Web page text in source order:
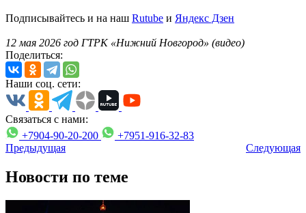
Подписывайтесь и на наш Rutube и Яндекс Дзен
12 мая 2026 год ГТРК «Нижний Новгород» (видео)
Поделиться:
Наши соц. сети:
Связаться с нами:
+7904-90-20-200
+7951-916-32-83
Предыдущая
Следующая
Новости по теме